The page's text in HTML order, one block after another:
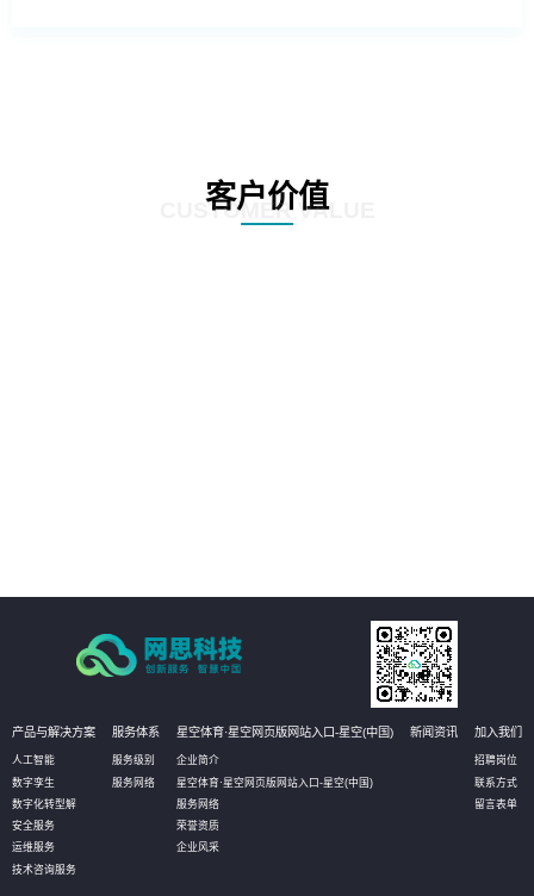
客户价值
CUSTOMER VALUE
产品与解决方案
人工智能
数字孪生
数字化转型解
安全服务
运维服务
技术咨询服务
服务体系
服务级别
服务网络
星空体育·星空网页版网站入口-星空(中国)
企业简介
星空体育·星空网页版网站入口-星空(中国)
服务网络
荣誉资质
企业风采
新闻资讯 加入我们
招聘岗位
联系方式
留言表单